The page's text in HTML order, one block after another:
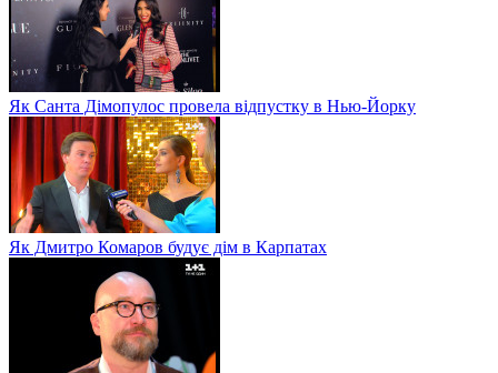
Як Санта Дімопулос провела відпустку в Нью-Йорку
Як Дмитро Комаров будує дім в Карпатах